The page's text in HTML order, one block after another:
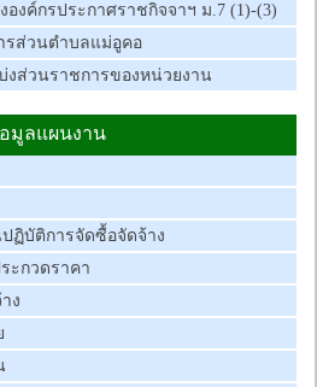
งค์กรประกาศราชกิจจาฯ ม.7 (1)-(3)
รส่วนตำบลแม่อูคอ
งส่วนราชการของหน่วยงาน
มูลแผนงาน
ฏิบัติการจัดซื้อจัดจ้าง
ะกวดราคา
ง